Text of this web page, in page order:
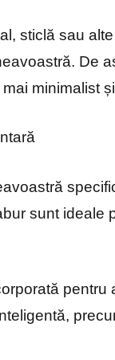
sticlă sau
De
minimalist
sunt ideale
pentru